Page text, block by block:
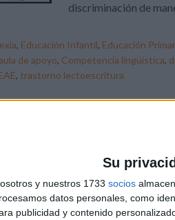
Su
y nuestros 1733 socios
datos personales, como
publicidad y contenido
discriminación de
, Educación Infantil, Educación
de apoyo, Competencia lingüística,
, trastorno lectoescritura